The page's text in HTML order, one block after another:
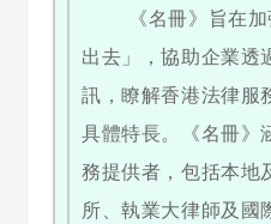
《名冊》旨在加
出去」，協助企業透
訊，瞭解香港法律服
具體特長。《名冊》
務提供者，包括本地
所、執業大律師及國